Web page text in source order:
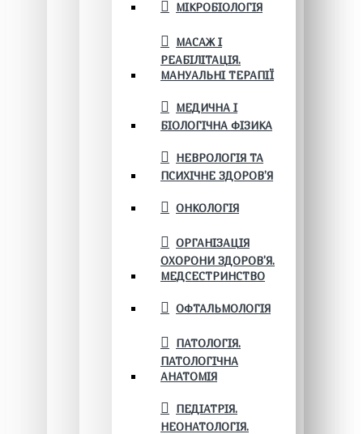
МІКРОБІОЛОГІЯ
МАСАЖ І
РЕАБІЛІТАЦІЯ.
МАНУАЛЬНІ ТЕРАПІЇ
МЕДИЧНА І
БІОЛОГІЧНА ФІЗИКА
НЕВРОЛОГІЯ ТА
ПСИХІЧНЕ ЗДОРОВ’Я
ОНКОЛОГІЯ
ОРГАНІЗАЦІЯ
ОХОРОНИ ЗДОРОВ'Я.
МЕДСЕСТРИНСТВО
ОФТАЛЬМОЛОГІЯ
ПАТОЛОГІЯ.
ПАТОЛОГІЧНА
АНАТОМІЯ
ПЕДІАТРІЯ.
НЕОНАТОЛОГІЯ.